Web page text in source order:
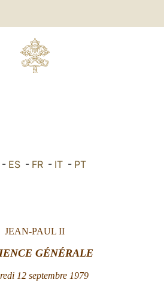
- ES- FR- IT- PT
JEAN-PAUL II
GÉNÉRALE
12 septembre 1979